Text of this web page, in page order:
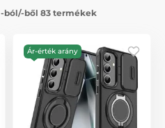
-ból/-ből 83 termékek
Ár-érték arány